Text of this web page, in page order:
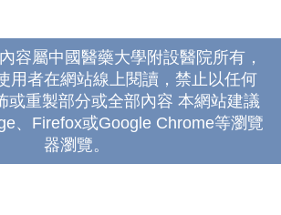
容屬中國醫藥大學附設醫院所有，
用者在網站線上閱讀，禁止以任何
或重製部分或全部內容 本網站建議
、Firefox或Google Chrome等瀏覽
器瀏覽。